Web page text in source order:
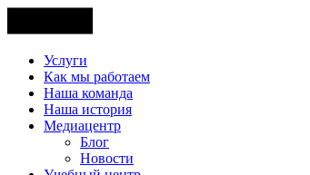
Услуги
Как мы работаем
Наша команда
Наша история
Медиацентр
Блог
Новости